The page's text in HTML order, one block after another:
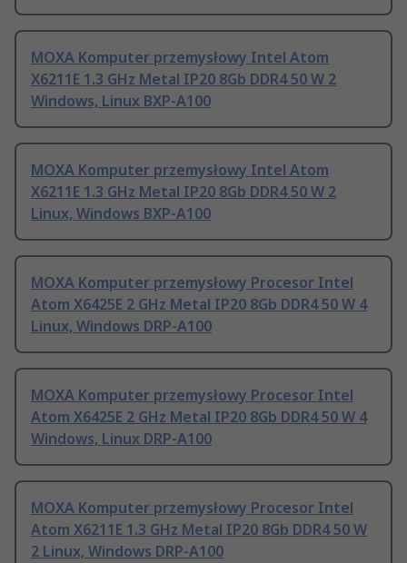
MOXA Komputer przemysłowy Intel Atom
X6211E 1.3 GHz Metal IP20 8Gb DDR4 50 W 2
Windows, Linux BXP-A100
MOXA Komputer przemysłowy Intel Atom
X6211E 1.3 GHz Metal IP20 8Gb DDR4 50 W 2
Linux, Windows BXP-A100
MOXA Komputer przemysłowy Procesor Intel
Atom X6425E 2 GHz Metal IP20 8Gb DDR4 50 W 4
Linux, Windows DRP-A100
MOXA Komputer przemysłowy Procesor Intel
Atom X6425E 2 GHz Metal IP20 8Gb DDR4 50 W 4
Windows, Linux DRP-A100
MOXA Komputer przemysłowy Procesor Intel
Atom X6211E 1.3 GHz Metal IP20 8Gb DDR4 50 W
2 Linux, Windows DRP-A100